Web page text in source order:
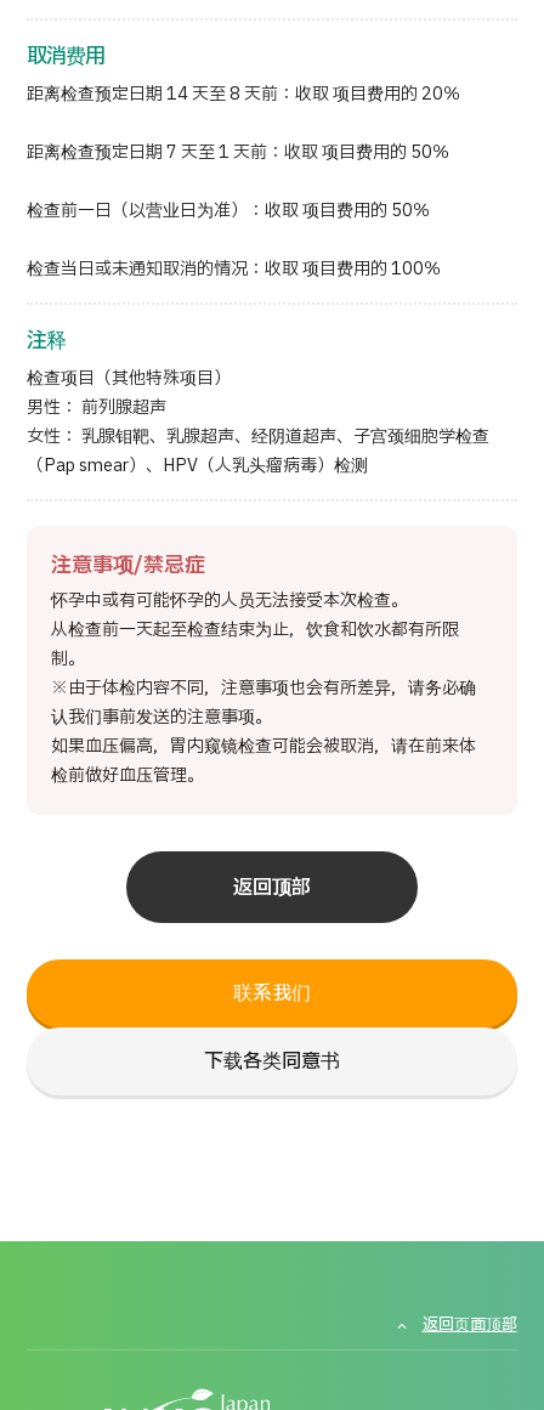
联系我们
下载各类同意书
取消费用
距离检查预定日期 14 天至 8 天前：收取 项目费用的 20％
距离检查预定日期 7 天至 1 天前：收取 项目费用的 50％
检查前一日（以营业日为准）：收取 项目费用的 50％
检查当日或未通知取消的情况：收取 项目费用的 100％
注释
检查项目（其他特殊项目）
男性： 前列腺超声
女性： 乳腺钼靶、乳腺超声、经阴道超声、子宫颈细胞学检查
（Pap smear）、HPV（人乳头瘤病毒）检测
注意事项/禁忌症
怀孕中或有可能怀孕的人员无法接受本次检查。
从检查前一天起至检查结束为止，饮食和饮水都有所限
制。
※由于体检内容不同，注意事项也会有所差异，请务必确
认我们事前发送的注意事项。
如果血压偏高，胃内窥镜检查可能会被取消，请在前来体
检前做好血压管理。
返回顶部
返回页面顶部